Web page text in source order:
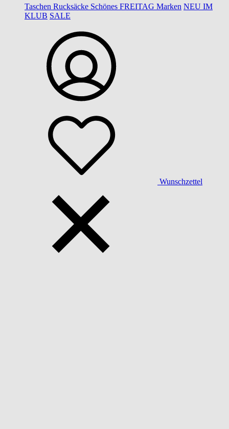
Taschen Rucksäcke Schönes FREITAG Marken NEU IM
KLUB SALE
Wunschzettel